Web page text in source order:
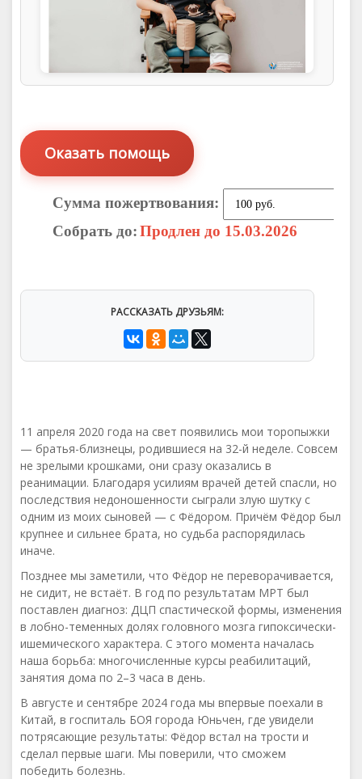
Сумма пожертвования:
Собрать до:Продлен до 15.03.2026
РАССКАЗАТЬ ДРУЗЬЯМ:
11 апреля 2020 года на свет появились мои торопыжки
— братья-близнецы, родившиеся на 32-й неделе. Совсем
не зрелыми крошками, они сразу оказались в
реанимации. Благодаря усилиям врачей детей спасли, но
последствия недоношенности сыграли злую шутку с
одним из моих сыновей — с Фёдором. Причём Фёдор был
крупнее и сильнее брата, но судьба распорядилась
иначе.
Позднее мы заметили, что Фёдор не переворачивается,
не сидит, не встаёт. В год по результатам МРТ был
поставлен диагноз: ДЦП спастической формы, изменения
в лобно-теменных долях головного мозга гипоксически-
ишемического характера. С этого момента началась
наша борьба: многочисленные курсы реабилитаций,
занятия дома по 2–3 часа в день.
В августе и сентябре 2024 года мы впервые поехали в
Китай, в госпиталь БОЯ города Юньчен, где увидели
потрясающие результаты: Фёдор встал на трости и
сделал первые шаги. Мы поверили, что сможем
победить болезнь.